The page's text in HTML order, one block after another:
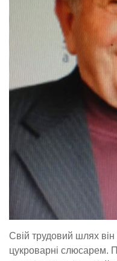
Свій трудовий шлях
цукроварні слюсарем.